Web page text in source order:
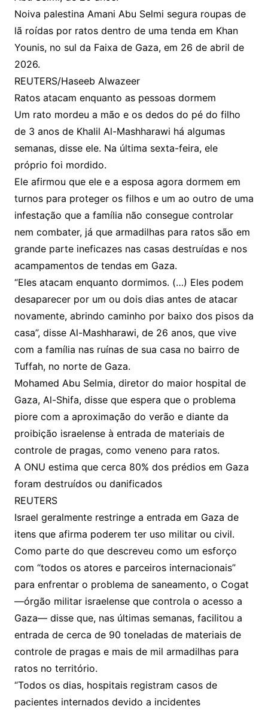
Noiva palestina Amani Abu Selmi segura roupas de
lã roídas por ratos dentro de uma tenda em Khan
Younis, no sul da Faixa de Gaza, em 26 de abril de
2026.
REUTERS/Haseeb Alwazeer
Ratos atacam enquanto as pessoas dormem
Um rato mordeu a mão e os dedos do pé do filho
de 3 anos de Khalil Al-Mashharawi há algumas
semanas, disse ele. Na última sexta-feira, ele
próprio foi mordido.
Ele afirmou que ele e a esposa agora dormem em
turnos para proteger os filhos e um ao outro de uma
infestação que a família não consegue controlar
nem combater, já que armadilhas para ratos são em
grande parte ineficazes nas casas destruídas e nos
acampamentos de tendas em Gaza.
“Eles atacam enquanto dormimos. (…) Eles podem
desaparecer por um ou dois dias antes de atacar
novamente, abrindo caminho por baixo dos pisos da
casa”, disse Al-Mashharawi, de 26 anos, que vive
com a família nas ruínas de sua casa no bairro de
Tuffah, no norte de Gaza.
Mohamed Abu Selmia, diretor do maior hospital de
Gaza, Al-Shifa, disse que espera que o problema
piore com a aproximação do verão e diante da
proibição israelense à entrada de materiais de
controle de pragas, como veneno para ratos.
A ONU estima que cerca 80% dos prédios em Gaza
foram destruídos ou danificados
REUTERS
Israel geralmente restringe a entrada em Gaza de
itens que afirma poderem ter uso militar ou civil.
Como parte do que descreveu como um esforço
com “todos os atores e parceiros internacionais”
para enfrentar o problema de saneamento, o Cogat
—órgão militar israelense que controla o acesso a
Gaza— disse que, nas últimas semanas, facilitou a
entrada de cerca de 90 toneladas de materiais de
controle de pragas e mais de mil armadilhas para
ratos no território.
“Todos os dias, hospitais registram casos de
pacientes internados devido a incidentes